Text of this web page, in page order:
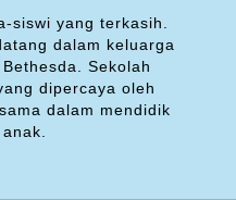
siswi yang terkasih.
dalam keluarga
Sekolah
dipercaya oleh
dalam mendidik